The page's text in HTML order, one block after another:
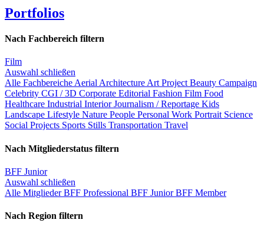
Portfolios
Nach Fachbereich filtern
Film
Auswahl schließen
Alle Fachbereiche Aerial Architecture Art Project Beauty Campaign
Celebrity CGI / 3D Corporate Editorial Fashion Film Food
Healthcare Industrial InteriorJournalism / Reportage Kids
Landscape Lifestyle Nature People Personal Work Portrait Science
Social Projects Sports Stills Transportation Travel
Nach Mitgliederstatus filtern
BFF Junior
Auswahl schließen
Alle MitgliederBFF Professional BFF JuniorBFF Member
Nach Region filtern